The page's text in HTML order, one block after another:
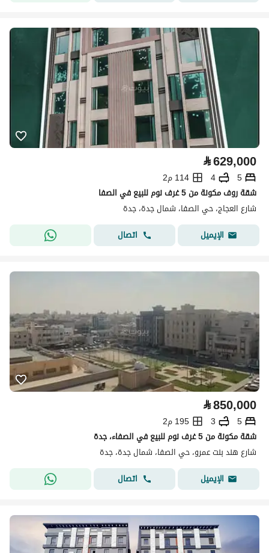
⃁629,000
5
4
114 م2
شقة روف مكونة من 5 غرف نوم للبيع في الصفا
شارع العجاج، حي الصفا، شمال جدة، جدة
الإيميل
اتصال
⃁850,000
5
3
195 م2
شقة مكونة من 5 غرف نوم للبيع في الصفاء، جدة
شارع هند بنت عمرو، حي الصفا، شمال جدة، جدة
الإيميل
اتصال